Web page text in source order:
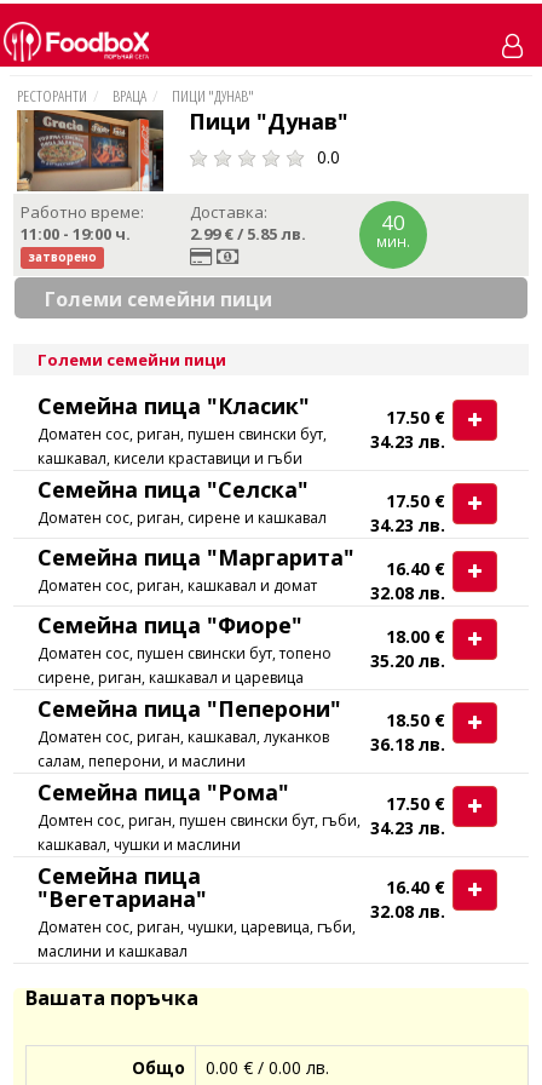
РЕСТОРАНТИ ВРАЦА ПИЦИ "ДУНАВ"
Пици "Дунав"
0.0
Работно време:
11:00 - 19:00 ч.
затворено
Доставка:
2.99 € / 5.85 лв.
40
мин.
Големи семейни пици
Големи семейни пици
Семейна пица "Класик"
Доматен сос, риган, пушен свински бут,
кашкавал, кисели краставици и гъби
17.50 €
34.23 лв.
Семейна пица "Селска"
Доматен сос, риган, сирене и кашкавал
17.50 €
34.23 лв.
Семейна пица "Маргарита"
Доматен сос, риган, кашкавал и домат
16.40 €
32.08 лв.
Семейна пица "Фиоре"
Доматен сос, пушен свински бут, топено
сирене, риган, кашкавал и царевица
18.00 €
35.20 лв.
Семейна пица "Пеперони"
Доматен сос, риган, кашкавал, луканков
салам, пеперони, и маслини
18.50 €
36.18 лв.
Семейна пица "Рома"
Домтен сос, риган, пушен свински бут, гъби,
кашкавал, чушки и маслини
17.50 €
34.23 лв.
Семейна пица
"Вегетариана"
Доматен сос, риган, чушки, царевица, гъби,
маслини и кашкавал
16.40 €
32.08 лв.
Вашата поръчка
Общо 0.00 € / 0.00 лв.